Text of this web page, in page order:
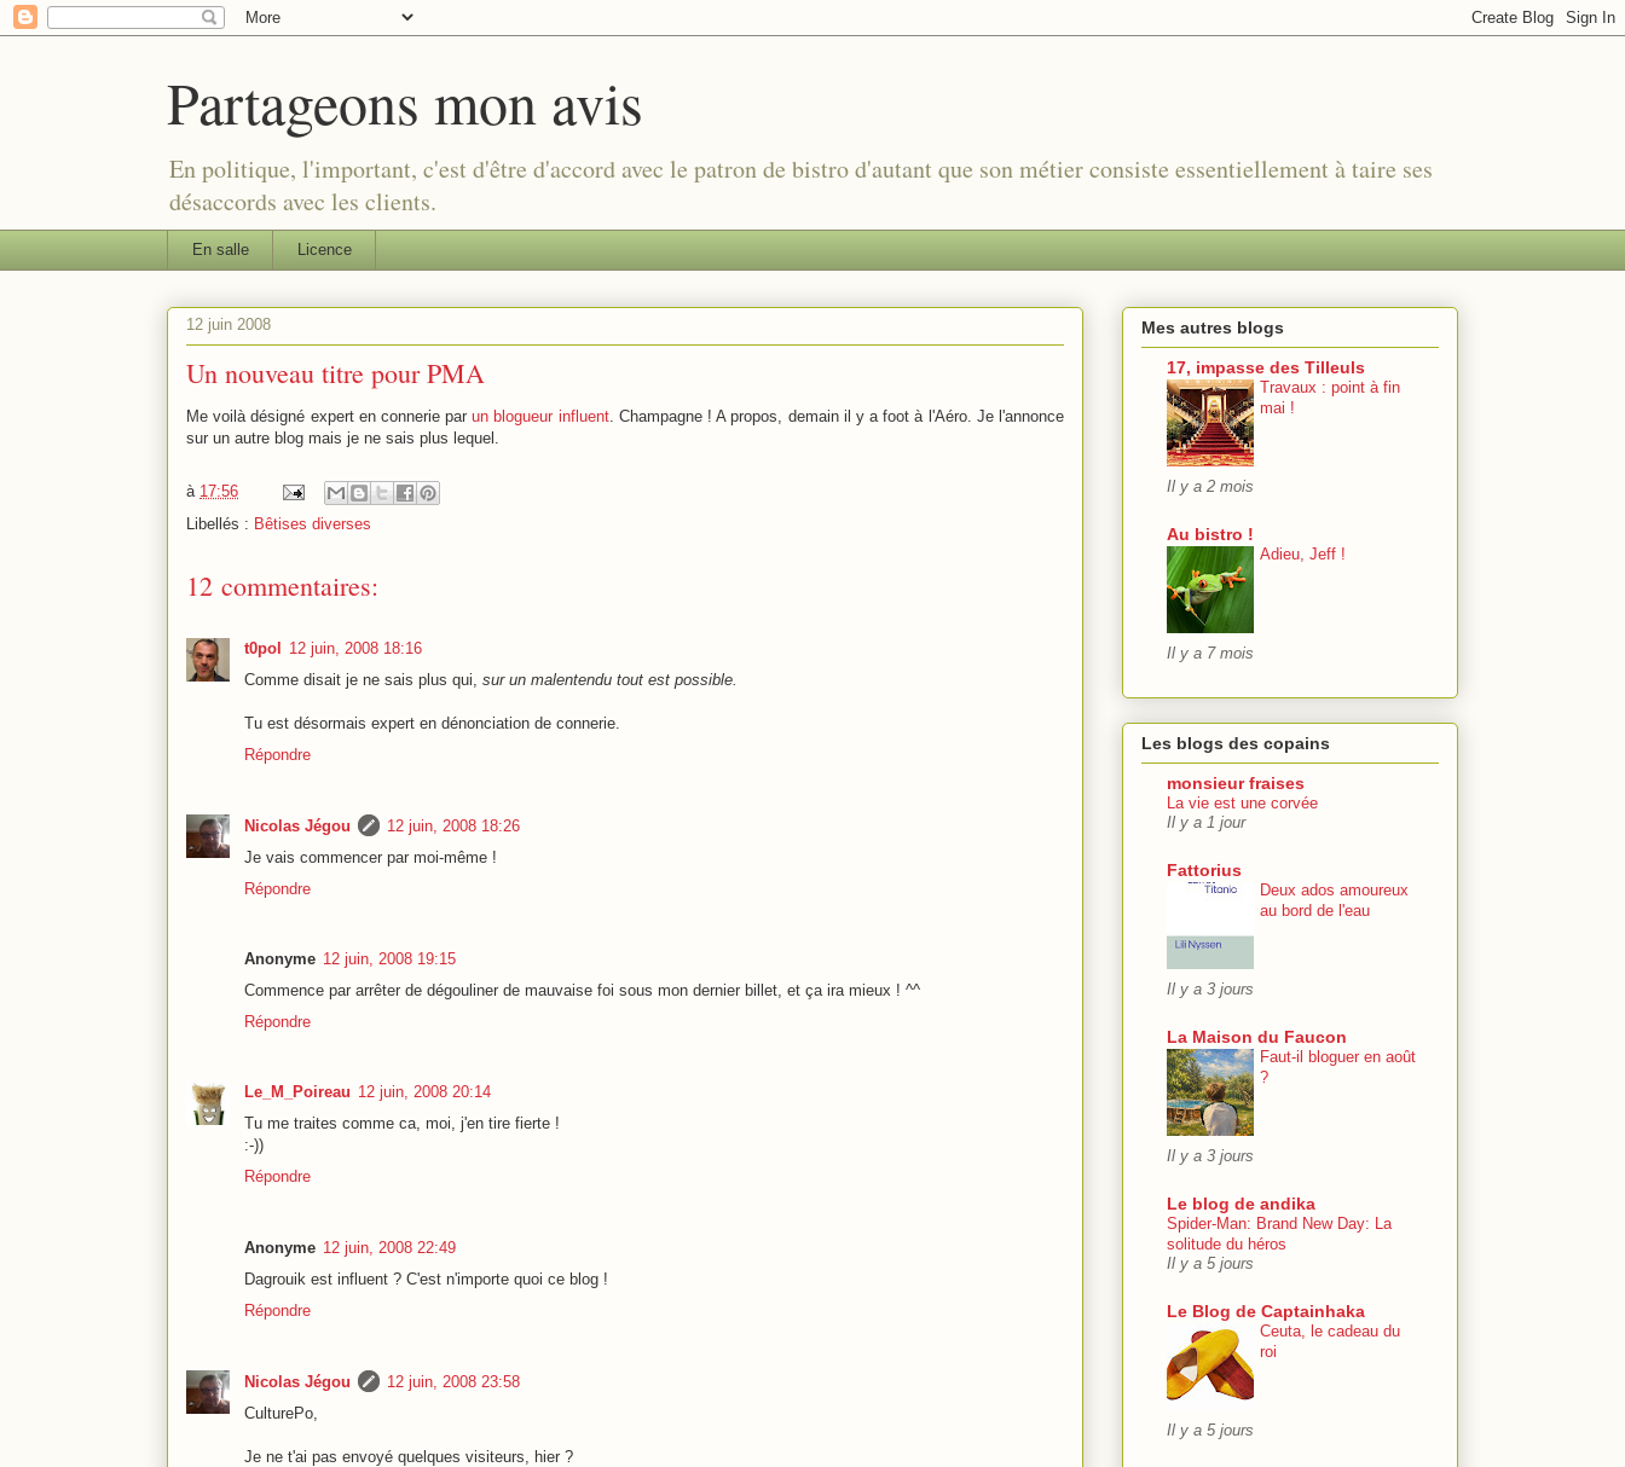
Partageons mon avis
En politique, l'important, c'est d'être d'accord avec le patron de bistro d'autant que son métier consiste essentiellement à taire ses
désaccords avec les clients.
En salle Licence
12 juin 2008
Un nouveau titre pour PMA
Me voilà désigné expert en connerie parun blogueur influent. Champagne ! A propos, demain il y a foot à l'Aéro. Je l'annonce
sur un autre blog mais je ne sais plus lequel.
à 17:56
Libellés : Bêtises diverses
12 commentaires:
t0pol 12 juin, 2008 18:16
Comme disait je ne sais plus qui, sur un malentendu tout est possible.
Tu est désormais expert en dénonciation de connerie.
Répondre
Nicolas Jégou
12 juin, 2008 18:26
Je vais commencer par moi-même !
Répondre
Anonyme 12 juin, 2008 19:15
Commence par arrêter de dégouliner de mauvaise foi sous mon dernier billet, et ça ira mieux ! ^^
Répondre
Le_M_Poireau 12 juin, 2008 20:14
Tu me traites comme ca, moi, j'en tire fierte !
:-))
Répondre
Anonyme 12 juin, 2008 22:49
Dagrouik est influent ? C'est n'importe quoi ce blog !
Répondre
Nicolas Jégou
12 juin, 2008 23:58
CulturePo,
Je ne t'ai pas envoyé quelques visiteurs, hier ?
Mes autres blogs
17, impasse des Tilleuls
Travaux : point à fin
mai !
Il y a 2 mois
Au bistro !
Adieu, Jeff !
Il y a 7 mois
Les blogs des copains
monsieur fraises
La vie est une corvée
Il y a 1 jour
Fattorius
Deux ados amoureux
au bord de l'eau
Il y a 3 jours
La Maison du Faucon
Faut-il bloguer en août
?
Il y a 3 jours
Le blog de andika
Spider-Man: Brand New Day: La
solitude du héros
Il y a 5 jours
Le Blog de Captainhaka
Ceuta, le cadeau du
roi
Il y a 5 jours